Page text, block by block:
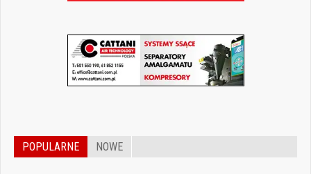
POPULARNE NOWE